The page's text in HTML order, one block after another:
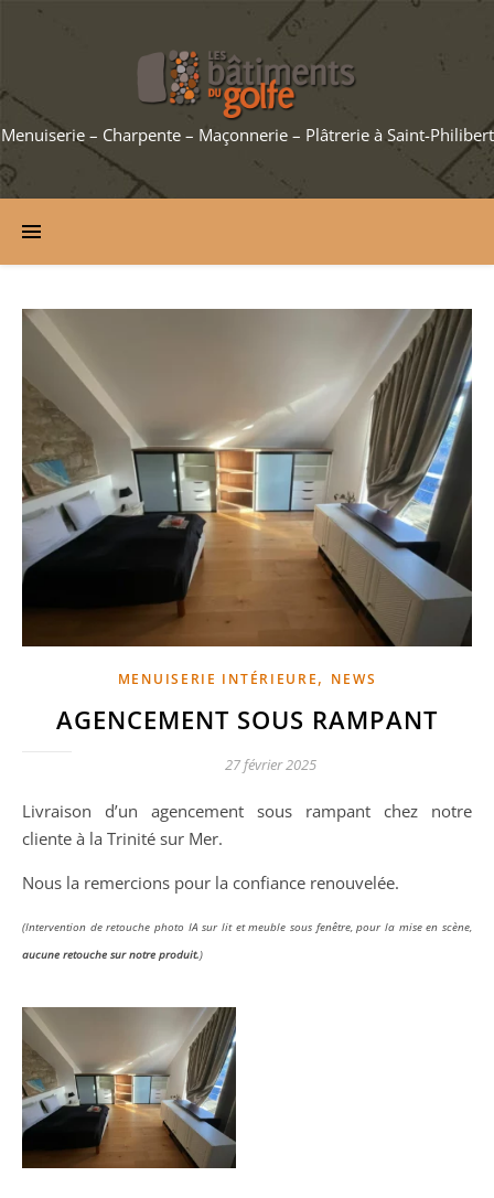
Menuiserie – Charpente – Maçonnerie – Plâtrerie à Saint-Philibert
MENUISERIE INTÉRIEURE, NEWS
AGENCEMENT SOUS RAMPANT
27 février 2025
Livraison d’un agencement sous rampant chez notre
cliente à la Trinité sur Mer.
Nous la remercions pour la confiance renouvelée.
(Intervention de retouche photo IA sur lit et meuble sous fenêtre, pour la mise en scène,
aucune retouche sur notre produit.)